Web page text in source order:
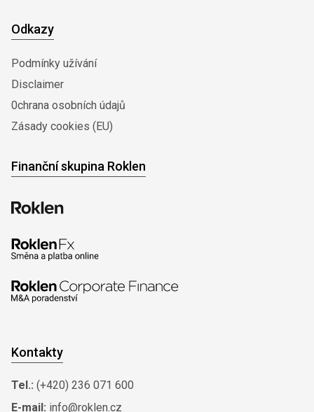
Odkazy
Podmínky užívání
Disclaimer
0chrana osobních údajů
Zásady cookies (EU)
Finanční skupina Roklen
Kontakty
Tel.: (+420) 236 071 600
E-mail: info@roklen.cz